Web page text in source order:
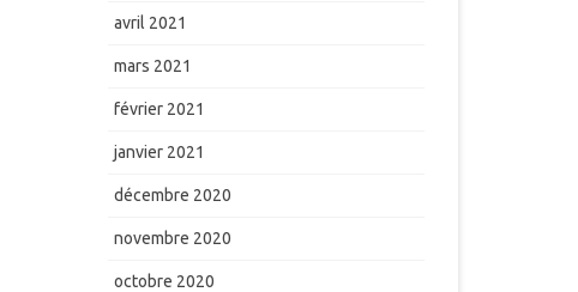
avril 2021
mars 2021
février 2021
janvier 2021
décembre 2020
novembre 2020
octobre 2020